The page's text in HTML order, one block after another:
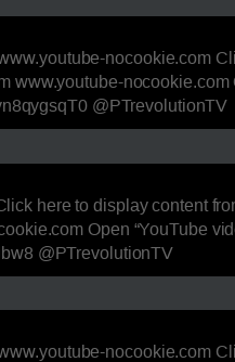
nocookie.com
nocookie.com
@PTrevolutionTV
here to display content
Open “YouTube
@PTrevolutionTV
nocookie.com